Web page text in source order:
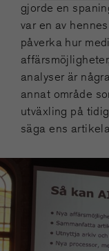
gjorde en
var en av
påverka hur
analyser är
annat område
utväxling på
säga ens